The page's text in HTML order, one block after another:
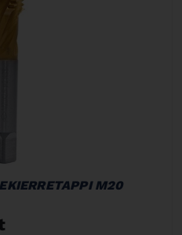
M20